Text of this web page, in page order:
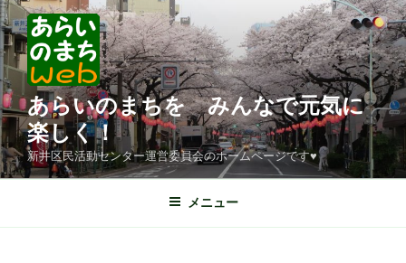
コ
ン
テ
ン
ツ
へ
ス
キ
ッ
あらいのまちを みんなで元気に
楽しく！
新井区民活動センター運営委員会のホームページです♥
メニュー